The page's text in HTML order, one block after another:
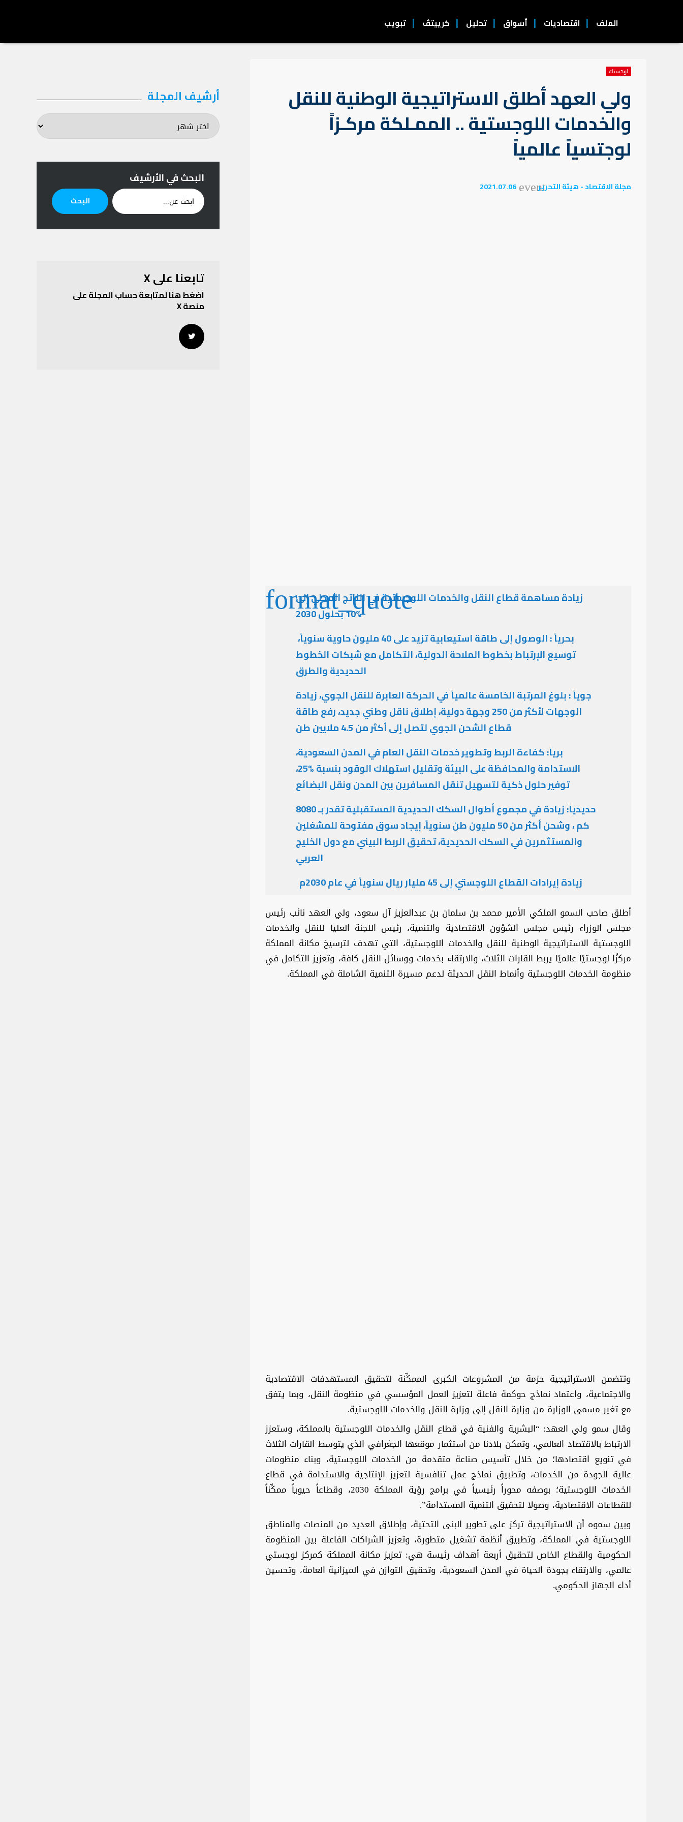
الملف اقتصاديات أسواق تحليل كرييتڤ تبويب
لوجستك
ولي العهد أطلق الاستراتيجية الوطنية للنقل
والخدمات اللوجستية .. الممـلكة مركـزاً
لوجتسياً عالمياً
مجلة الاقتصاد - هيئة التحريرevent
2021.07.06
زيادة مساهمة قطاع النقل والخدمات اللوجستية في الناتج المحلي إلى
%10 بحلول 2030
بحرياً : الوصول إلى طاقة استيعابية تزيد على 40 مليون حاوية سنوياً،
توسيع الإرتباط بخطوط الملاحة الدولية، التكامل مع شبكات الخطوط
الحديدية والطرق
جوياً : بلوغ المرتبة الخامسة عالمياً في الحركة العابرة للنقل الجوي، زيادة
الوجهات لأكثر من 250 وجهة دولية، إطلاق ناقل وطني جديد، رفع طاقة
قطاع الشحن الجوي لتصل إلى أكثر من 4.5 ملايين طن
برياً: كفاءة الربط وتطوير خدمات النقل العام في المدن السعودية،
الاستدامة والمحافظة على البيئة وتقليل استهلاك الوقود بنسبة %25،
توفير حلول ذكية لتسهيل تنقل المسافرين بين المدن ونقل البضائع
حديدياً: زيادة في مجموع أطوال السكك الحديدية المستقبلية تقدر بـ 8080
كم ، وشحن أكثر من 50 مليون طن سنوياً، إيجاد سوق مفتوحة للمشغلين
والمستثمرين في السكك الحديدية، تحقيق الربط البيني مع دول الخليج
العربي
زيادة إيرادات القطاع اللوجستي إلى 45 مليار ريال سنوياً في عام 2030م
أطلق صاحب السمو الملكي الأمير محمد بن سلمان بن عبدالعزيز آل سعود، ولي العهد نائب رئيس
مجلس الوزراء رئيس مجلس الشؤون الاقتصادية والتنمية، رئيس اللجنة العليا للنقل والخدمات
اللوجستية الاستراتيجية الوطنية للنقل والخدمات اللوجستية، التي تهدف لترسيخ مكانة المملكة
مركزًا لوجستيًا عالميًا يربط القارات الثلاث، والارتقاء بخدمات ووسائل النقل كافة، وتعزيز التكامل في
منظومة الخدمات اللوجستية وأنماط النقل الحديثة لدعم مسيرة التنمية الشاملة في المملكة.
وتتضمن الاستراتيجية حزمة من المشروعات الكبرى الممكِّنة لتحقيق المستهدفات الاقتصادية
والاجتماعية، واعتماد نماذج حوكمة فاعلة لتعزيز العمل المؤسسي في منظومة النقل، وبما يتفق
مع تغير مسمى الوزارة من وزارة النقل إلى وزارة النقل والخدمات اللوجستية.
وقال سمو ولي العهد: “البشرية والفنية في قطاع النقل والخدمات اللوجستية بالمملكة، وستعزز
الارتباط بالاقتصاد العالمي، وتمكن بلادنا من استثمار موقعها الجغرافي الذي يتوسط القارات الثلاث
في تنويع اقتصادها؛ من خلال تأسيس صناعة متقدمة من الخدمات اللوجستية، وبناء منظومات
عالية الجودة من الخدمات، وتطبيق نماذج عمل تنافسية لتعزيز الإنتاجية والاستدامة في قطاع
الخدمات اللوجستية؛ بوصفه محوراً رئيسياً في برامج رؤية المملكة 2030، وقطاعاً حيوياً ممكِّناً
للقطاعات الاقتصادية، وصولا لتحقيق التنمية المستدامة”.
وبين سموه أن الاستراتيجية تركز على تطوير البنى التحتية، وإطلاق العديد من المنصات والمناطق
اللوجستية في المملكة، وتطبيق أنظمة تشغيل متطورة، وتعزيز الشراكات الفاعلة بين المنظومة
الحكومية والقطاع الخاص لتحقيق أربعة أهداف رئيسة هي: تعزيز مكانة المملكة كمركز لوجستي
عالمي، والارتقاء بجودة الحياة في المدن السعودية، وتحقيق التوازن في الميزانية العامة، وتحسين
أداء الجهاز الحكومي.
أرشيف المجلة
المجلة
البحث في الأرشيف
ابحث
عن:
البحث
تابعنا على X
اضغط هنا لمتابعة حساب المجلة على
منصة X
Twitter